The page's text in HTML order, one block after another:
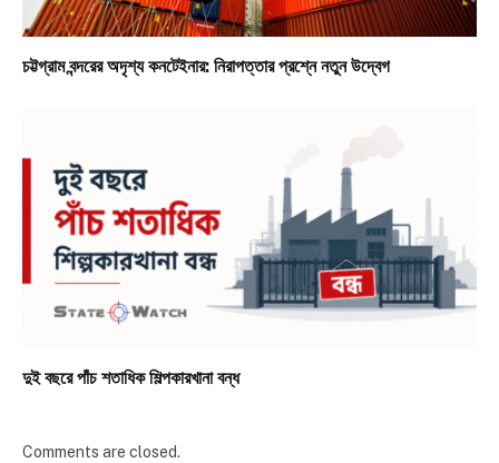
চট্টগ্রাম বন্দরের অদৃশ্য কনটেইনার: নিরাপত্তার প্রশ্নে নতুন উদ্বেগ
দুই বছরে পাঁচ শতাধিক শিল্পকারখানা বন্ধ
Comments are closed.